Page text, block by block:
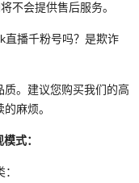
不会提供售后服务。
直播千粉号吗？是欺诈
。建议您购买我们的高
麻烦。
式：